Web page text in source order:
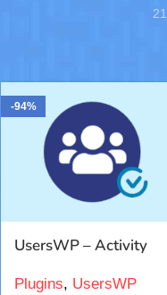
-94%
UsersWP – Activity
Plugins, UsersWP